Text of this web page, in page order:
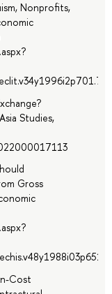
Nonprofits,
Studies,
Gross
Cost